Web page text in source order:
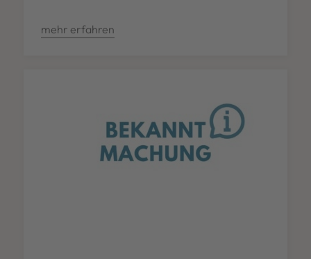
mehr erfahren